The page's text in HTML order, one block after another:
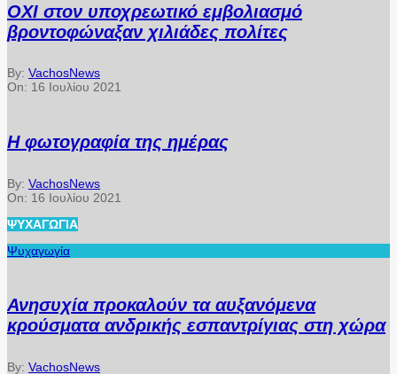
ΟΧΙ στον υποχρεωτικό εμβολιασμό
βροντοφώναξαν χιλιάδες πολίτες
By: VachosNews
On: 16 Ιουλίου 2021
Η φωτογραφία της ημέρας
By: VachosNews
On: 16 Ιουλίου 2021
ΨΥΧΑΓΩΓΊΑ
Ψυχαγωγία
Ανησυχία προκαλούν τα αυξανόμενα
κρούσματα ανδρικής εσπαντρίγιας στη χώρα
By: VachosNews